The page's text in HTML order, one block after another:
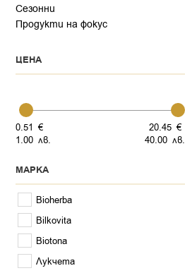
Сезонни
Продукти на фокус
ЦЕНА
0.51 €
1.00 лв.
20.45 €
40.00 лв.
МАРКА
Bioherba
Bilkovita
Biotona
Лукчета